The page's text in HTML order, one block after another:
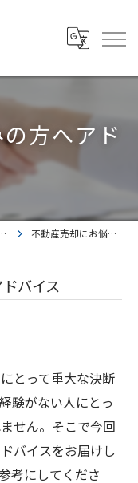
方へアド
不動産売却にお悩みの方へアドバイス
バイス
とって重大な決断
験がない人にとっ
せん。そこで今回
バイスをお届けし
考にしてくださ